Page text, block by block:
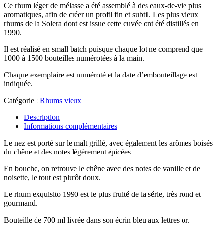
Ce rhum léger de mélasse a été assemblé à des eaux-de-vie plus
aromatiques, afin de créer un profil fin et subtil. Les plus vieux
rhums de la Solera dont est issue cette cuvée ont été distillés en
1990.
Il est réalisé en small batch puisque chaque lot ne comprend que
1000 à 1500 bouteilles numérotées à la main.
Chaque exemplaire est numéroté et la date d’embouteillage est
indiquée.
Catégorie : Rhums vieux
Description
Informations complémentaires
Le nez est porté sur le malt grillé, avec également les arômes boisés
du chêne et des notes légèrement épicées.
En bouche, on retrouve le chêne avec des notes de vanille et de
noisette, le tout est plutôt doux.
Le rhum exquisito 1990 est le plus fruité de la série, très rond et
gourmand.
Bouteille de 700 ml livrée dans son écrin bleu aux lettres or.